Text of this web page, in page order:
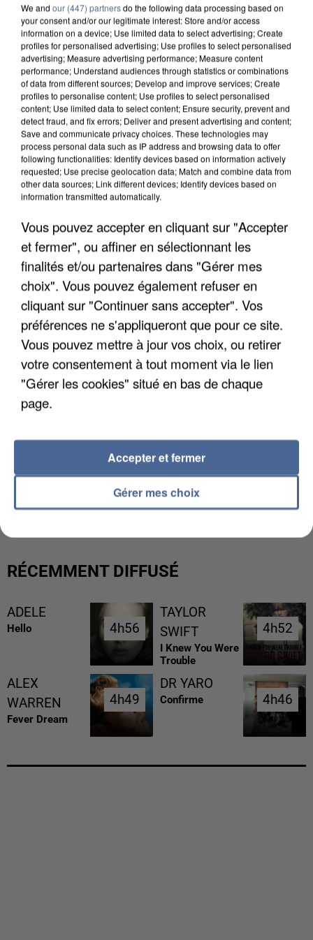
DE FAUNE SAUVAGE SONT...
L’UN DES FONDATEURS SUPPOSÉS DE LA DZ
MAFIA INTERPELLÉ EN ALGÉRIE
RÉCEMMENT DIFFUSÉ
ADELE
Hello 4h56
4h56
TAYLOR
SWIFT
I Knew You Were
Trouble
4h52
4h52
ALEX
WARREN
Fever Dream
4h49
4h49
DR YARO
Confirme 4h46
4h46
We and our (447) partnersdo the following data processing based on
your consent and/or our legitimate interest: Store and/or access
information on a device; Use limited data to select advertising; Create
profiles for personalised advertising; Use profiles to select personalised
advertising; Measure advertising performance; Measure content
performance; Understand audiences through statistics or combinations
of data from different sources; Develop and improve services; Create
profiles to personalise content; Use profiles to select personalised
content; Use limited data to select content; Ensure security, prevent and
detect fraud, and fix errors; Deliver and present advertising and content;
Save and communicate privacy choices. These technologies may
process personal data such as IP address and browsing data to offer
following functionalities: Identify devices based on information actively
requested; Use precise geolocation data; Match and combine data from
other data sources; Link different devices; Identify devices based on
information transmitted automatically.
Vous pouvez accepter en cliquant sur "Accepter
et fermer", ou affiner en sélectionnant les
finalités et/ou partenaires dans "Gérer mes
choix". Vous pouvez également refuser en
cliquant sur "Continuer sans accepter". Vos
préférences ne s'appliqueront que pour ce site.
Vous pouvez mettre à jour vos choix, ou retirer
votre consentement à tout moment via le lien
"Gérer les cookies" situé en bas de chaque
page.
Gérer mes choix
Accepter et fermer